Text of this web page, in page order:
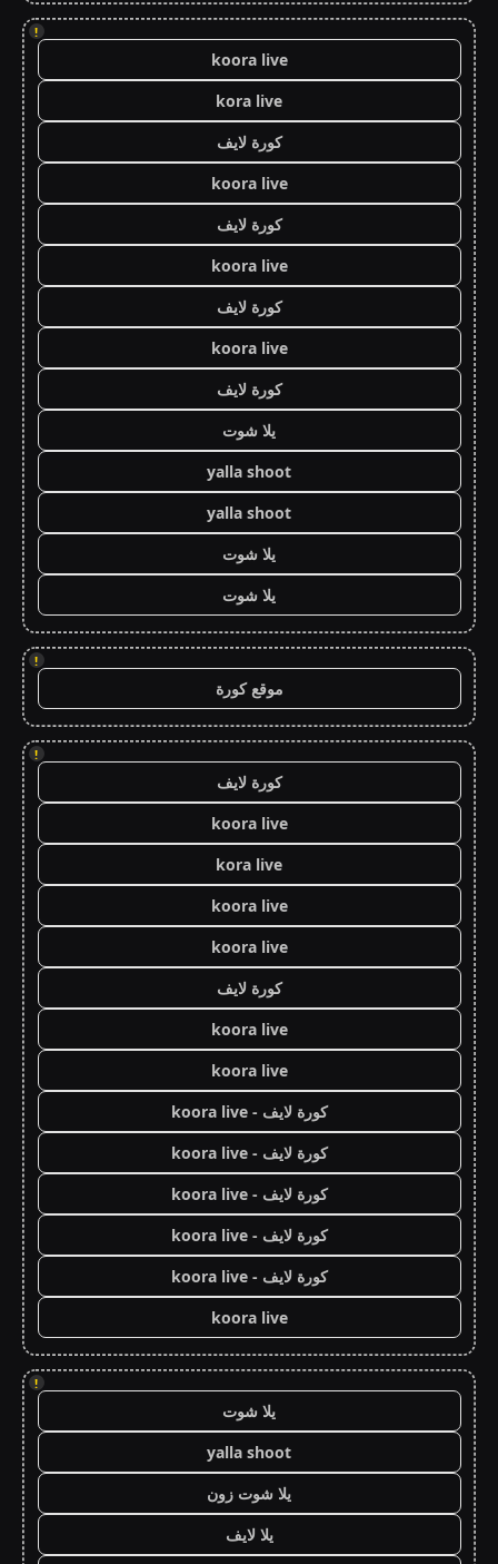
!
koora live
kora live
كورة لايف
koora live
كورة لايف
koora live
كورة لايف
koora live
كورة لايف
يلا شوت
yalla shoot
yalla shoot
يلا شوت
يلا شوت
!
موقع كورة
!
كورة لايف
koora live
kora live
koora live
koora live
كورة لايف
koora live
koora live
كورة لايف - koora live
كورة لايف - koora live
كورة لايف - koora live
كورة لايف - koora live
كورة لايف - koora live
koora live
!
يلا شوت
yalla shoot
يلا شوت زون
يلا لايف